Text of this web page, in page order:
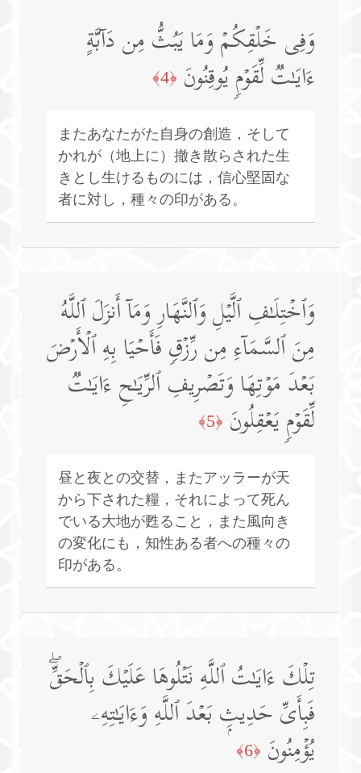
وَفِی خَلۡقِكُمۡ وَمَا یَبُثُّ مِن دَاۤبَّةٍ
ءَایَـٰتࣱ لِّقَوۡمࣲ یُوقِنُونَ ﴿4﴾
またあなたがた自身の創造，そして
かれが（地上に）撤き散らされた生
きとし生けるものには，信心堅固な
者に対し，種々の印がある。
وَٱخۡتِلَـٰفِ ٱلَّیۡلِ وَٱلنَّهَارِ وَمَاۤ أَنزَلَ ٱللَّهُ
مِنَ ٱلسَّمَاۤءِ مِن رِّزۡقࣲ فَأَحۡیَا بِهِ ٱلۡأَرۡضَ
بَعۡدَ مَوۡتِهَا وَتَصۡرِیفِ ٱلرِّیَـٰحِ ءَایَـٰتࣱ
لِّقَوۡمࣲ یَعۡقِلُونَ ﴿5﴾
昼と夜との交替，またアッラーが天
から下された糧，それによって死ん
でいる大地が甦ること，また風向き
の変化にも，知性ある者への種々の
印がある。
تِلۡكَ ءَایَـٰتُ ٱللَّهِ نَتۡلُوهَا عَلَیۡكَ بِٱلۡحَقِّۖ
فَبِأَیِّ حَدِیثِۭ بَعۡدَ ٱللَّهِ وَءَایَـٰتِهِۦ
یُؤۡمِنُونَ ﴿6﴾